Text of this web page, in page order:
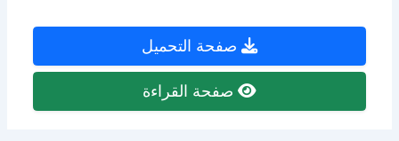
صفحة التحميل
صفحة القراءة